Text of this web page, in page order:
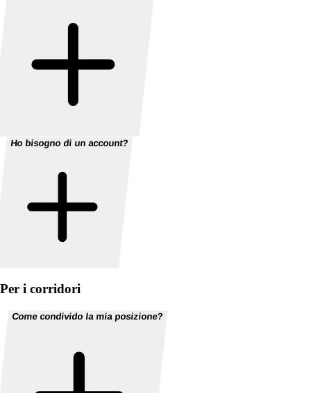
Ho bisogno di un account?
Per i corridori
Come condivido la mia posizione?